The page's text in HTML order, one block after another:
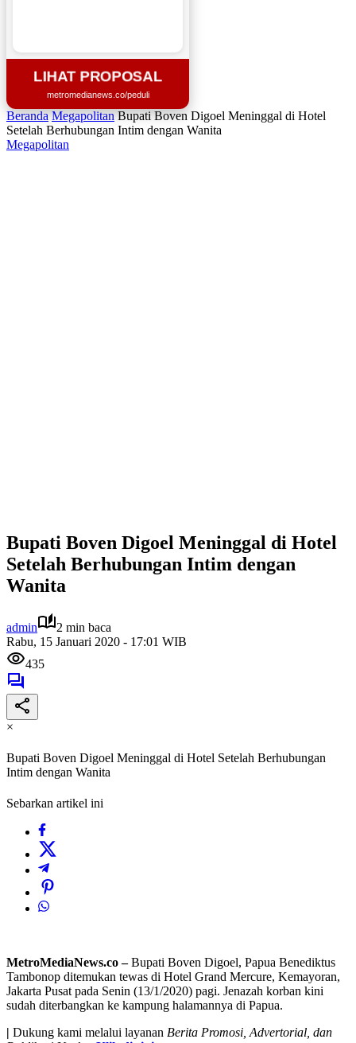
LIHAT PROPOSAL
metromedianews.co/peduli
Beranda Megapolitan Bupati Boven Digoel Meninggal di Hotel
Setelah Berhubungan Intim dengan Wanita
Megapolitan
Bupati Boven Digoel Meninggal di Hotel
Setelah Berhubungan Intim dengan
Wanita
admin
2 min baca
Rabu, 15 Januari 2020 - 17:01 WIB
435
×
Bupati Boven Digoel Meninggal di Hotel Setelah Berhubungan
Intim dengan Wanita
Sebarkan artikel ini
MetroMediaNews.co –Bupati Boven Digoel, Papua Benediktus
Tambonop ditemukan tewas di Hotel Grand Mercure, Kemayoran,
Jakarta Pusat pada Senin (13/1/2020) pagi. Jenazah korban kini
sudah diterbangkan ke kampung halamannya di Papua.
| Dukung kami melalui layanan Berita Promosi, Advertorial, dan